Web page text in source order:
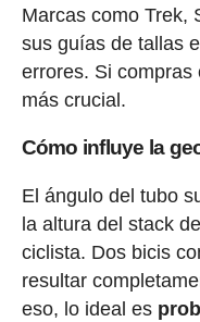
Marcas como Trek,
sus guías de tallas
errores. Si compras
más crucial.
Cómo influye la
El ángulo del tubo
la altura del stack
ciclista. Dos bicis
resultar
eso, lo ideal es